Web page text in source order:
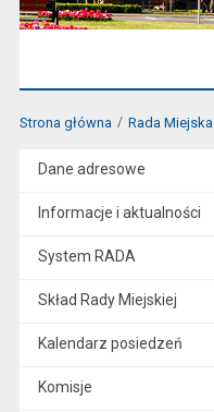
Strona główna Rada Miejska
Dane adresowe
Informacje i aktualności
System RADA
Skład Rady Miejskiej
Kalendarz posiedzeń
Komisje